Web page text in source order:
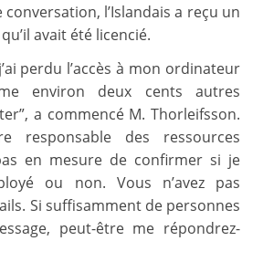
l’Islandais a reçu un
avait été licencié.
perdu l’accès à mon ordinateur
environ deux cents autres
a commencé M. Thorleifsson.
responsable des ressources
en mesure de confirmer si je
ou non. Vous n’avez pas
Si suffisamment de personnes
peut-être me répondrez-